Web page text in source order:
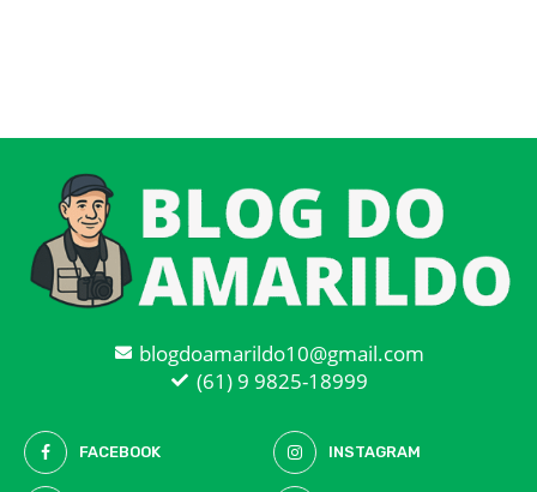
blogdoamarildo10@gmail.com
(61) 9 9825-18999
FACEBOOK INSTAGRAM